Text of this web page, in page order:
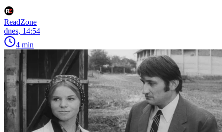
ReadZone
dnes, 14:54
4 min